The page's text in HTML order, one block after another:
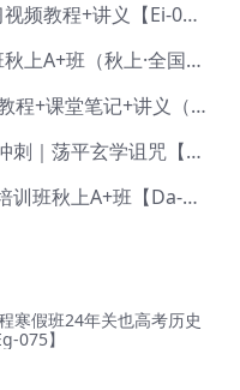
2025羊羊高三地理高考复习视频教程+讲义【Ei-051】
希望学2025初三语文培训班秋上A+班（秋上·全国版·A+）【Da-031】
2024柳宁初二语文a+视频教程+课堂笔记+讲义（暑假班+秋季班）【Da-003】
2025年叁月聚粮语文百日冲刺｜荡平玄学诅咒【Ea-001】
作业帮2025董俣初一语文培训班秋上A+班【Da-038】
寒假班24年关也高考历史
075】